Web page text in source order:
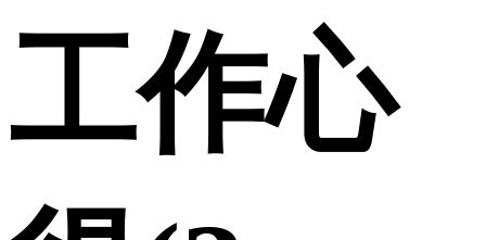
工作心